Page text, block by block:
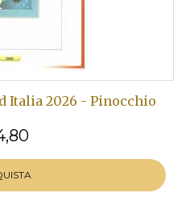
Italia 2026 - Pinocchio